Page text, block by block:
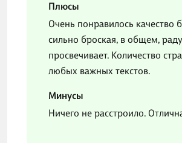
Плюсы
Очень понравилось качество
сильно броская, в общем,
просвечивает. Количество
любых важных текстов.
Минусы
Ничего не расстроило.